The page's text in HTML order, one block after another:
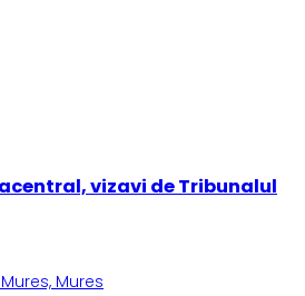
vizavi de Tribunalul
Mures